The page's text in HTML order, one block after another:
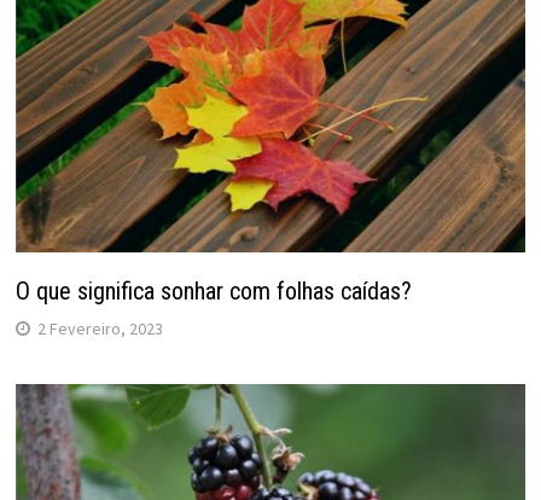
O que significa sonhar com folhas caídas?
2 Fevereiro, 2023